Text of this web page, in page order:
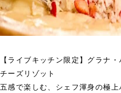
【ライブキッチン限定】グラナ
チーズリゾット
五感で楽しむ、シェフ渾身の極上